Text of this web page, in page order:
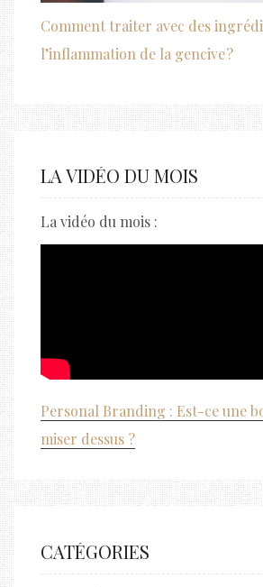
Comment traiter avec des
l’inflammation de la gencive ?
LA VIDÉO DU MOIS
La vidéo du mois :
Personal Branding : Est-ce une
miser dessus ?
CATÉGORIES